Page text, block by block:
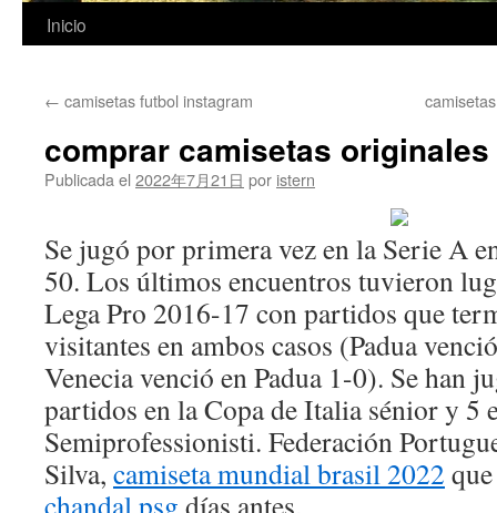
Saltar
contenido
Inicio
← camisetas futbol instagram
comprar camisetas
Publicada el 2022年7月21日 por istern
Se jugó por primera vez en la Serie A
50. Los últimos encuentros tuvieron
Lega Pro 2016-17 con partidos que
visitantes en ambos casos (Padua
Venecia venció en Padua 1-0). Se han
partidos en la Copa de Italia sénior y 5
Semiprofessionisti. Federación
Silva, camiseta mundial brasil 2022
chandal psg días antes.